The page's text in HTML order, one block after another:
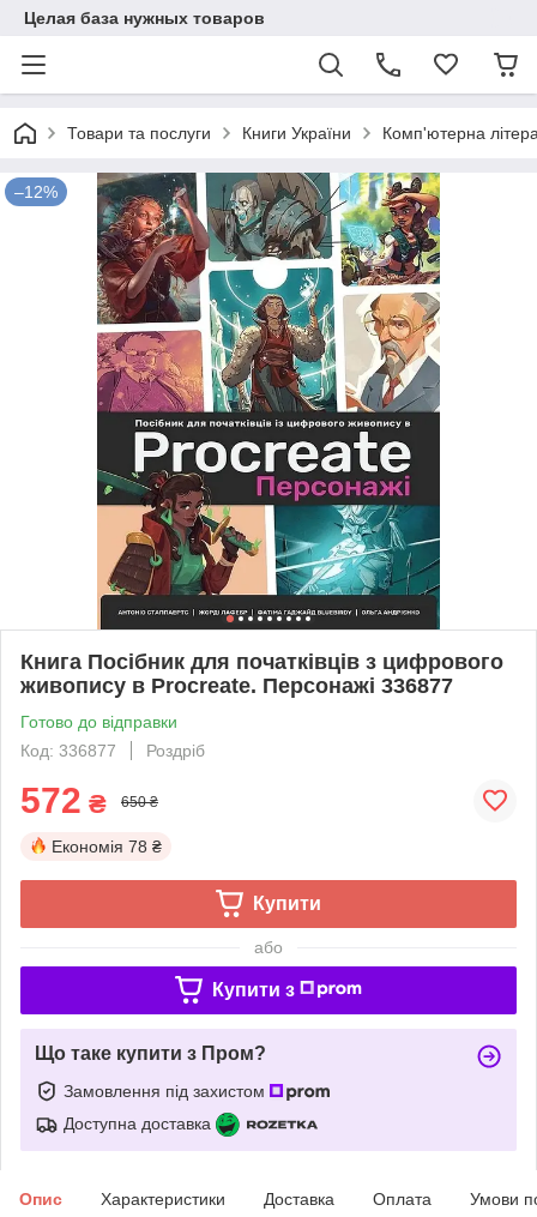
Целая база нужных товаров
Товари та послуги Книги України Комп'ютерна
–12%
Книга Посібник для початківців з цифрового
живопису в Procreate. Персонажі 336877
Готово до відправки
Код: 336877
Роздріб
572 ₴ 650 ₴
Економія 78 ₴
Купити
або
Купити з
Що таке купити з Пром?
Замовлення під захистом
Доступна доставка
Опис Характеристики Доставка Оплата Умови